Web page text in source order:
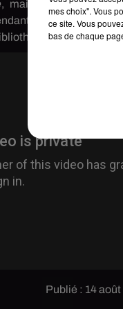
Publié : 14
, mais c'est une
de voir le souhait
d'émoticônes
mes choix". Vous
ce site. Vous
bas de chaque